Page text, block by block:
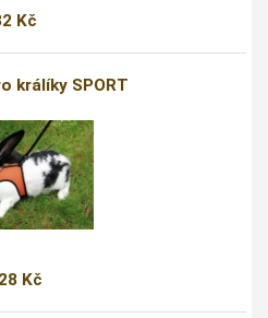
Kč
králíky SPORT
Kč